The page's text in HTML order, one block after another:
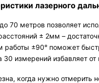
лазерного
70 метров позволяет
± 2мм –
работы ±90° поможет
30 измерений избавляет
когда нужно